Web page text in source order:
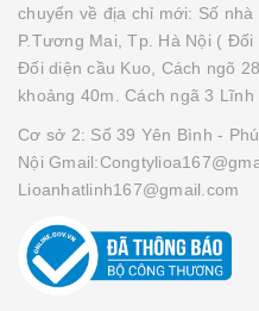
chuyển về địa chỉ mới: Số
P.Tương Mai, Tp. Hà Nội ( Đối
Đối diện cầu Kuo, Cách ngõ
khoảng 40m. Cách ngã 3
Cơ sở 2: Số 39 Yên Bình -
Nội
Lioanhatlinh167@gmail.com